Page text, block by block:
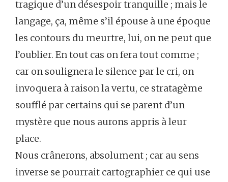
tragique d’un désespoir tranquille ; mais le
langage, ça, même s’il épouse à une époque
les contours du meurtre, lui, on ne peut que
l’oublier. En tout cas on fera tout comme ;
car on soulignera le silence par le cri, on
invoquera à raison la vertu, ce stratagème
soufflé par certains qui se parent d’un
mystère que nous aurons appris à leur
place.
Nous crânerons, absolument ; car au sens
inverse se pourrait cartographier ce qui use